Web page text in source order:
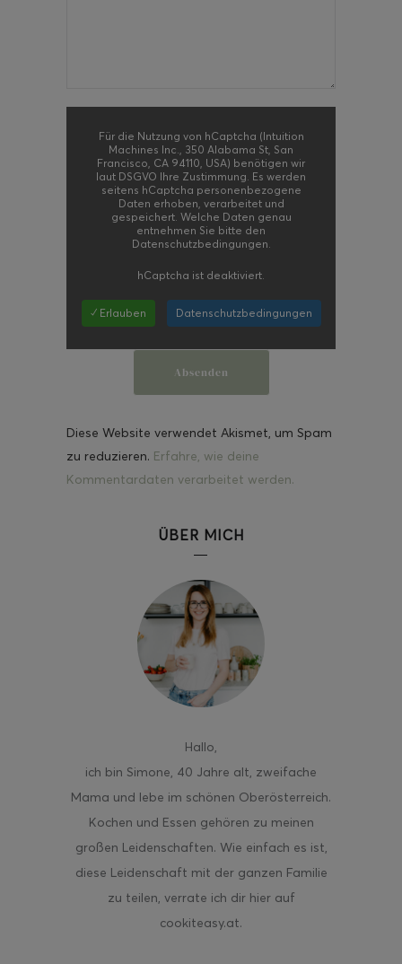
Für die Nutzung von hCaptcha (Intuition
Machines Inc., 350 Alabama St, San
Francisco, CA 94110, USA) benötigen wir
laut DSGVO Ihre Zustimmung. Es werden
seitens hCaptcha personenbezogene
Daten erhoben, verarbeitet und
gespeichert. Welche Daten genau
entnehmen Sie bitte den
Datenschutzbedingungen.
hCaptcha ist deaktiviert.
✓ Erlauben Datenschutzbedingungen
Diese Website verwendet Akismet, um Spam
zu reduzieren. Erfahre, wie deine
Kommentardaten verarbeitet werden.
ÜBER MICH
Hallo,
ich bin Simone, 40 Jahre alt, zweifache
Mama und lebe im schönen Oberösterreich.
Kochen und Essen gehören zu meinen
großen Leidenschaften. Wie einfach es ist,
diese Leidenschaft mit der ganzen Familie
zu teilen, verrate ich dir hier auf
cookiteasy.at.